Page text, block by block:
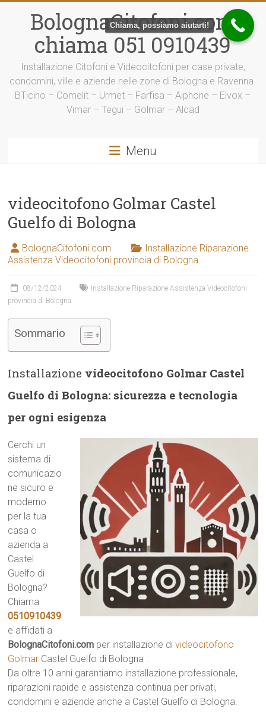
contenutoBolognaCitofoni.com
chiama 051 0910439
Installazione Citofoni e Videocitofoni per case private,
condomini, ville e aziende nelle zone di Bologna e Ravenna.
BTicino – Comelit – Urmet – Farfisa – Aiphone – Elvox –
Vimar – Tegui – Golmar – Alcad
Menu
videocitofono Golmar Castel
Guelfo di Bologna
BolognaCitofoni.com
Installazione Riparazione
Assistenza Videocitofoni provincia di Bologna
08/12/2024
Installazione Riparazione Assistenza Videocitofoni
provincia di Bologna
Sommario
Installazione videocitofono Golmar Castel
Guelfo di Bologna: sicurezza e tecnologia
per ogni esigenza
Cerchi un
sistema di
comunicazio
ne sicuro e
moderno
per la tua
casa o
azienda a
Castel
Guelfo di
Bologna?
Chiama
0510910439
e affidati a
BolognaCitofoni.com per installazione divideocitofono
Golmar Castel Guelfo di Bologna .
Da oltre 10 anni garantiamo installazione professionale,
riparazioni rapide e assistenza continua per privati,
condomini e aziende anche a Castel Guelfo di Bologna.
Chiama, possiamo aiutarti!